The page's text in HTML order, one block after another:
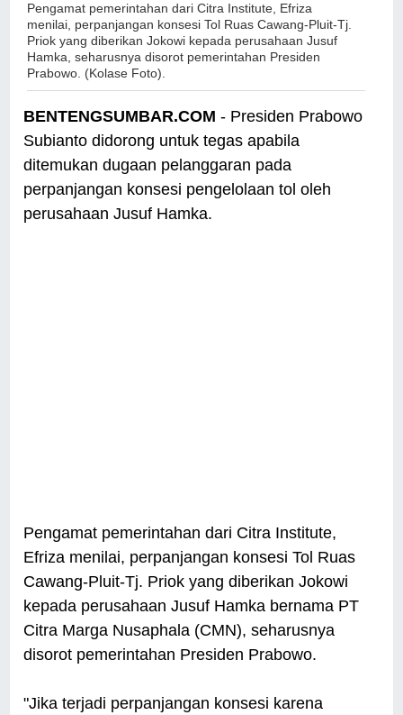
Pengamat pemerintahan dari Citra Institute, Efriza
menilai, perpanjangan konsesi Tol Ruas Cawang-Pluit-Tj.
Priok yang diberikan Jokowi kepada perusahaan Jusuf
Hamka, seharusnya disorot pemerintahan Presiden
Prabowo. (Kolase Foto).
BENTENGSUMBAR.COM - Presiden Prabowo
Subianto didorong untuk tegas apabila
ditemukan dugaan pelanggaran pada
perpanjangan konsesi pengelolaan tol oleh
perusahaan Jusuf Hamka.
Pengamat pemerintahan dari Citra Institute,
Efriza menilai, perpanjangan konsesi Tol Ruas
Cawang-Pluit-Tj. Priok yang diberikan Jokowi
kepada perusahaan Jusuf Hamka bernama PT
Citra Marga Nusaphala (CMN), seharusnya
disorot pemerintahan Presiden Prabowo.
"Jika terjadi perpanjangan konsesi karena